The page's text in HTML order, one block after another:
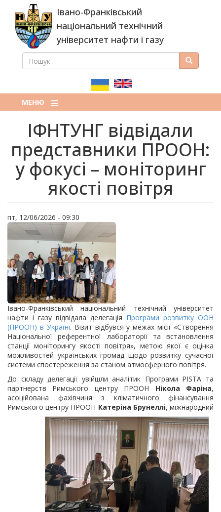
основного
вмісту
Івано-Франківський
національний технічний
університет нафти і газу
ПОШУКОВА
ПОШУК Пошук
МЕНЮ
ІФНТУНГ відвідали
представники ПРООН:
у фокусі – моніторинг
якості повітря
пт, 12/06/2026 - 09:30
Івано-Франківський національний технічний університет
нафти і газу відвідала делегація Програми розвитку ООН
(ПРООН) в Україні. Візит відбувся у межах місії «Створення
Національної референтної лабораторії та встановлення
станції моніторингу якості повітря», метою якої є оцінка
можливостей українських громад щодо розвитку сучасної
системи спостереження за станом атмосферного повітря.
До складу делегації увійшли аналітик Програми PISTA та
партнерств Римського центру ПРООН Нікола Фаріна,
асоційована фахівчиня з кліматичного фінансування
Римського центру ПРООН Катеріна Брунеллі, міжнародний